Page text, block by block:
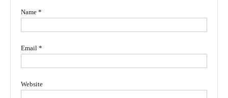
Name *
Email *
Website